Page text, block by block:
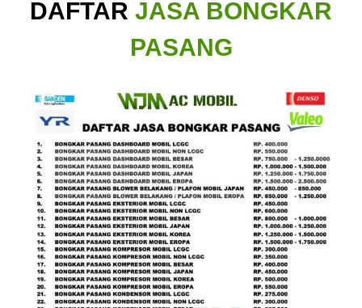
DAFTAR JASA BONGKAR
PASANG